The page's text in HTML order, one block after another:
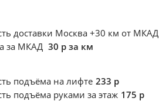
доставки Москва +30 км от МКАД
за МКАД 30 р за км
подъёма на лифте 233 р
подъёма руками за этаж 175 р